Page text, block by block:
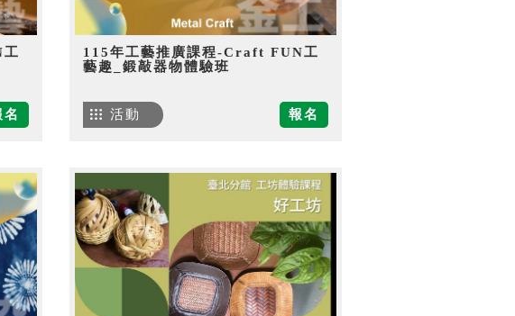
名
115年工藝推廣課程-Craft FUN工
藝趣_鍛敲器物體驗班
報名
活動